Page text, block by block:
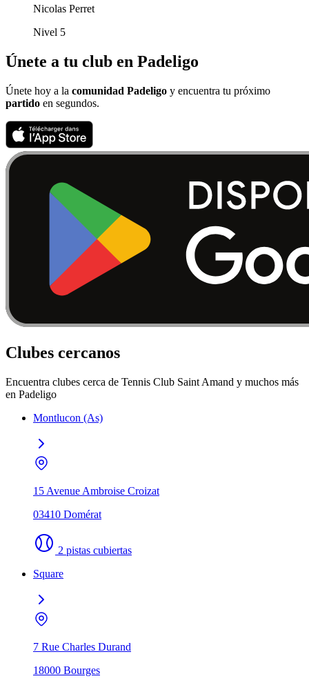
Nicolas Perret
Nivel 5
Únete a tu club en Padeligo
Únete hoy a la comunidad Padeligo y encuentra tu próximo
partido en segundos.
Clubes cercanos
Encuentra clubes cerca de Tennis Club Saint Amand y muchos más
en Padeligo
Montlucon (As)
15 Avenue Ambroise Croizat
03410 Domérat
2 pistas cubiertas
Square
7 Rue Charles Durand
18000 Bourges